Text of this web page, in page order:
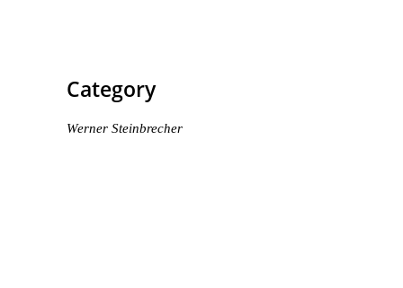
Category
Werner Steinbrecher